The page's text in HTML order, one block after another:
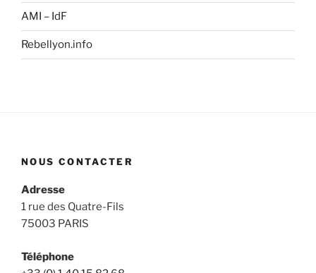
AMI – IdF
Rebellyon.info
NOUS CONTACTER
Adresse
1 rue des Quatre-Fils
75003 PARIS
Téléphone